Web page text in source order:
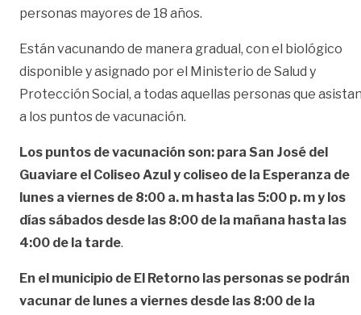
personas mayores de 18 años.
Están vacunando de manera gradual, con el biológico
disponible y asignado por el Ministerio de Salud y
Protección Social, a todas aquellas personas que
a los puntos de vacunación.
Los puntos de vacunación son: para San José del
Guaviare el Coliseo Azul y coliseo de la Esperanza de
lunes a viernes de 8:00 a. m hasta las 5:00 p. m y los
días sábados desde las 8:00 de la mañana hasta las
4:00 de la tarde.
En el municipio de El Retorno las personas se podrán
vacunar de lunes a viernes desde las 8:00 de la